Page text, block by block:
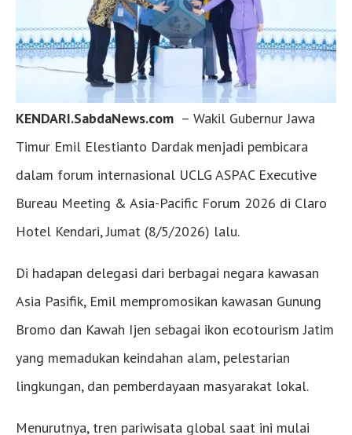
KENDARI.SabdaNews.com – Wakil Gubernur Jawa
Timur Emil Elestianto Dardak menjadi pembicara
dalam forum internasional UCLG ASPAC Executive
Bureau Meeting & Asia-Pacific Forum 2026 di Claro
Hotel Kendari, Jumat (8/5/2026) lalu.
Di hadapan delegasi dari berbagai negara kawasan
Asia Pasifik, Emil mempromosikan kawasan Gunung
Bromo dan Kawah Ijen sebagai ikon ecotourism Jatim
yang memadukan keindahan alam, pelestarian
lingkungan, dan pemberdayaan masyarakat lokal.
Menurutnya, tren pariwisata global saat ini mulai